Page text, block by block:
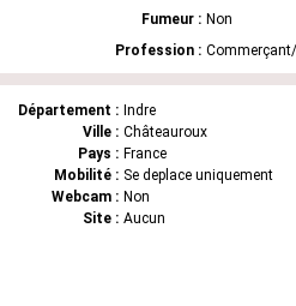
Fumeur : Non
Profession :
Département : Indre
Ville : Châteauroux
Pays : France
Mobilité : Se deplace uniquement
Webcam : Non
Site : Aucun